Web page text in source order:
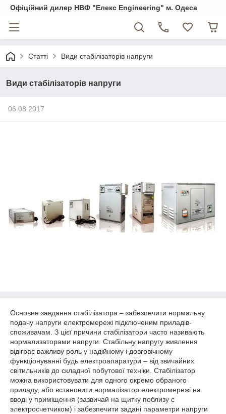
Офіційний дилер НВФ "Елекс Engineering" м. Одеса
Статті Види стабілізаторів напруги
Види стабілізаторів напруги
06.08.2017
Основне завдання стабілізатора – забезпечити нормальну
подачу напруги електромережі підключеним приладів-
споживачам. З цієї причини стабілізатори часто називають
нормализаторами напруги. Стабільну напругу живлення
відіграє важливу роль у надійному і довговічному
функціонуванні будь електроапаратури – від звичайних
світильників до складної побутової техніки. Стабілізатор
можна використовувати для одного окремо обраного
приладу, або встановити нормалізатор електромережі на
вводі у приміщення (зазвичай на щитку поблизу с
электросчетчиком) і забезпечити задані параметри напруги